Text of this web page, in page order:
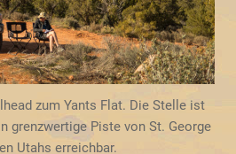
zum Yants Flat. Die Stelle ist
grenzwertige Piste von St. George
Utahs erreichbar.